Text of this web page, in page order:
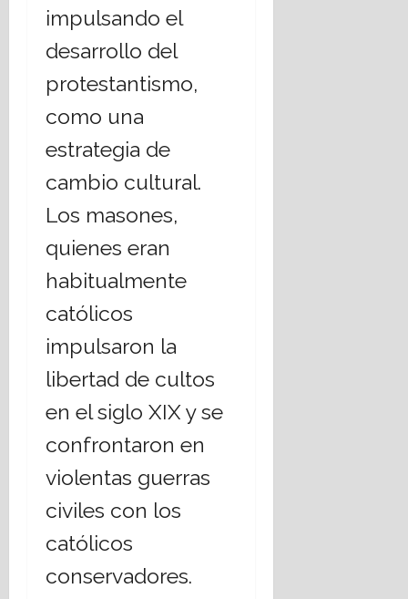
impulsando el
desarrollo del
protestantismo,
como una
estrategia de
cambio cultural.
Los masones,
quienes eran
habitualmente
católicos
impulsaron la
libertad de cultos
en el siglo XIX y se
confrontaron en
violentas guerras
civiles con los
católicos
conservadores.